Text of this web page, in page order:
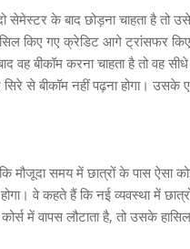
सेमेस्टर के बाद छोड़ना चाहता है तो
हासिल किए गए क्रेडिट आगे ट्रांसफर
बीकॉम करना चाहता है तो वह
से बीकॉम नहीं पढ़ना होगा।
मौजूदा समय में छात्रों के पास ऐसा
वे कहते हैं कि नई व्यवस्था में
में वापस लौटाता है, तो उसके